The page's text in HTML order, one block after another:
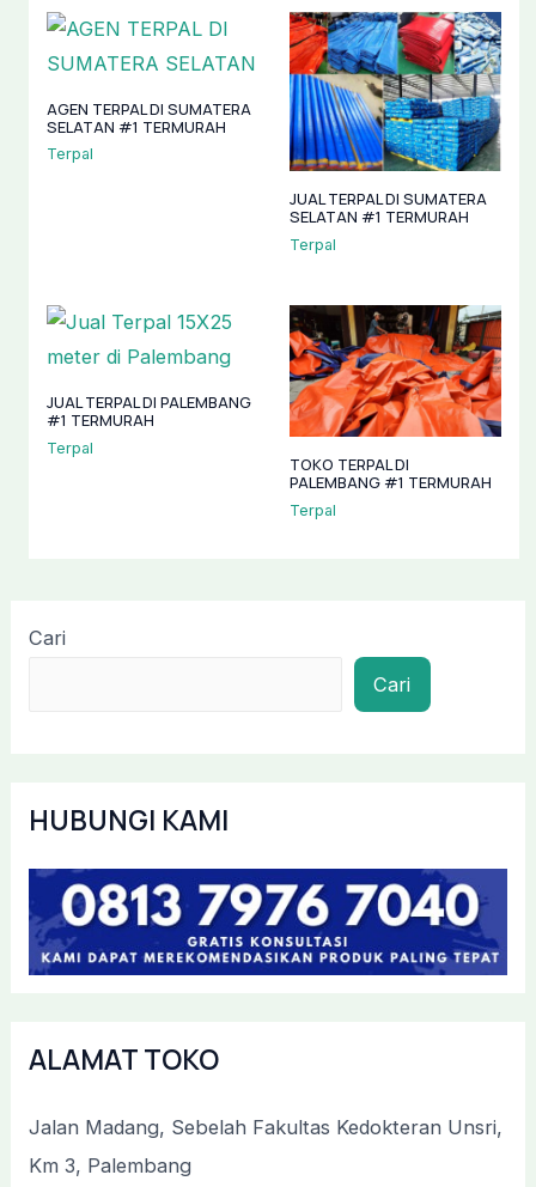
AGEN TERPAL DI SUMATERA
SELATAN #1 TERMURAH
Terpal
JUAL TERPAL DI SUMATERA
SELATAN #1 TERMURAH
Terpal
JUAL TERPAL DI PALEMBANG
#1 TERMURAH
Terpal
TOKO TERPAL DI
PALEMBANG #1 TERMURAH
Terpal
Cari
Cari
HUBUNGI KAMI
ALAMAT TOKO
Jalan Madang, Sebelah Fakultas Kedokteran Unsri,
Km 3, Palembang